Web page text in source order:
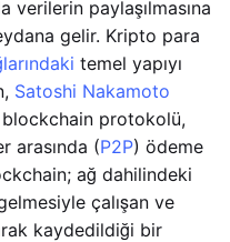
verilerin paylaşılmasına
gelir. Kripto para
temel yapıyı
Satoshi Nakamoto
blockchain protokolü,
arasında (P2P) ödeme
ağ dahilindeki
çalışan ve
kaydedildiği bir